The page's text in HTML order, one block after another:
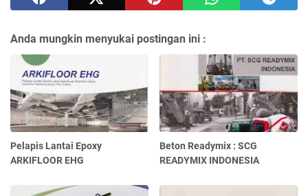
Anda mungkin menyukai postingan ini :
Pelapis Lantai Epoxy
ARKIFLOOR EHG
Beton Readymix : SCG
READYMIX INDONESIA